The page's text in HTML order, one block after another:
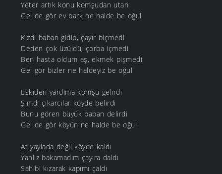
Yeter artık konu komşudan utan
Gel de gör ev bark ne halde be oğul
Kızdı baban gidip, çayır biçmedi
Deden çok üzüldü, çorba içmedi
Ben hasta oldum aş, ekmek pişmedi
Gel gör bizler ne haldeyiz be oğul
Eskiden yardıma komşu gelirdi
Şimdi çıkarcılar köyde belirdi
Bunu gören büyük baban delirdi
Gel de gör köyün ne halde be oğul
At yaylada değil köyde kaldı
Yanlız bakamadım çayıra daldı
Sahibi kızarak kapımı çaldı